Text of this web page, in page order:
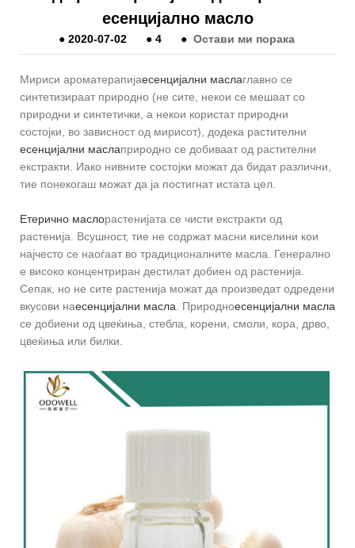
есенцијално масло
●2020-07-02 ●4 ● Остави ми порака
Мириси ароматерапијаесенцијални маслаглавно се
синтетизираат природно (не сите, некои се мешаат со
природни и синтетички, а некои користат природни
состојки, во зависност од мирисот), додека растителни
есенцијални маслаприродно се добиваат од растителни
екстракти. Иако нивните состојки можат да бидат различни,
тие понекогаш можат да ја постигнат истата цел.
Етерично маслорастенијата се чисти екстракти од
растенија. Всушност, тие не содржат масни киселини кои
најчесто се наоѓаат во традиционалните масла. Генерално
е високо концентриран дестилат добиен од растенија.
Сепак, но не сите растенија можат да произведат одредени
вкусови наесенцијални масла. Природноесенцијални масла
се добиени од цвеќиња, стебла, корени, смоли, кора, дрво,
цвеќиња или билки.